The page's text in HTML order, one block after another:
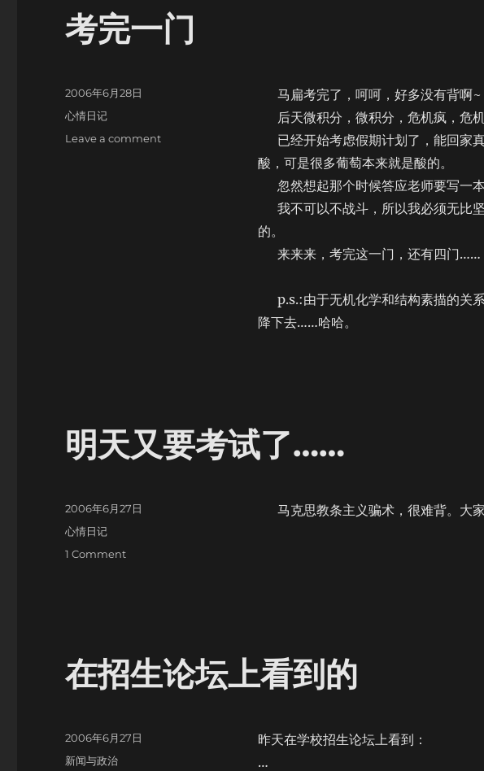
考完一门
马扁考完了，呵呵，好多没有背啊~
后天微积分，微积分，危机疯，危
已经开始考虑假期计划了，能回家
酸，可是很多葡萄本来就是酸的。
忽然想起那个时候答应老师要写一
我不可以不战斗，所以我必须无比
的。
来来来，考完这一门，还有四门……
p.s.:由于无机化学和结构素描的关
降下去……哈哈。
Posted
on
2006年6月28日
Categories
心情日记
Leave a commenton
明天又要考试了……
马克思教条主义骗术，很难背。大
Posted
on
2006年6月27日
Categories
心情日记
1 Commenton
了……
在招生论坛上看到的
昨天在学校招生论坛上看到：
…
Posted
on
2006年6月27日
Categories
新闻与政治